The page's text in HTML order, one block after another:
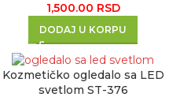
1,500.00 RSD
DODAJ U KORPU
Kozmetičko ogledalo sa LED
svetlom ST-376